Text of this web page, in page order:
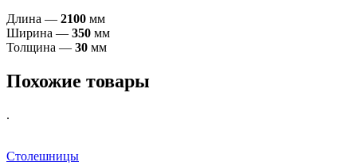
Длина — 2100 мм
Ширина — 350 мм
Толщина — 30 мм
Похожие товары
.
Столешницы